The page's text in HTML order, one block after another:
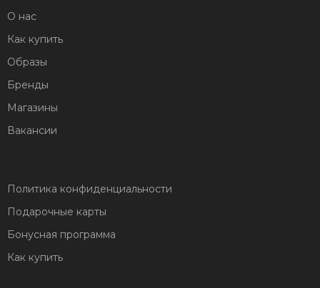
О нас
Как купить
Образы
Бренды
Магазины
Вакансии
Политика конфиденциальности
Подарочные карты
Бонусная программа
Как купить